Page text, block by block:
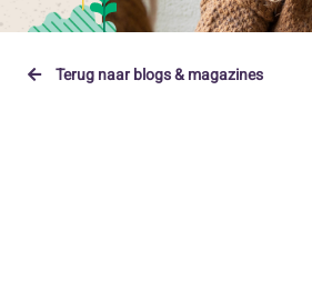
Terug naar blogs & magazines